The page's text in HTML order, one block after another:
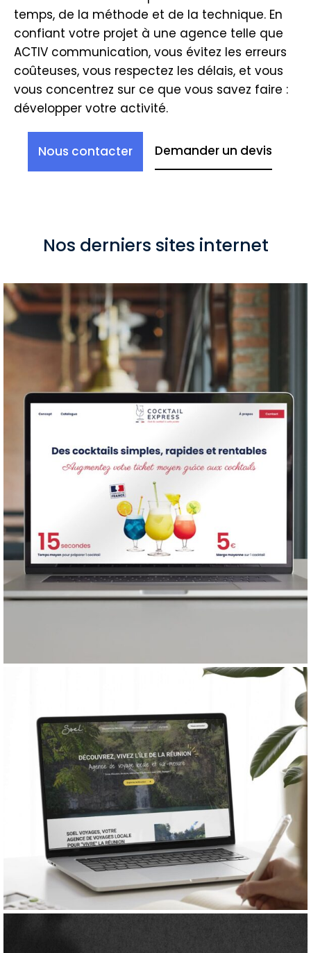
temps, de la méthode et de la technique. En
confiant votre projet à une agence telle que
ACTIV communication, vous évitez les erreurs
coûteuses, vous respectez les délais, et vous
vous concentrez sur ce que vous savez faire :
développer votre activité.
Nous contacter Demander un devis
Nos derniers sites internet